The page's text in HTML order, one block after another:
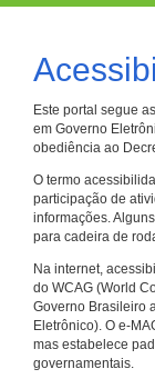
Este portal segue
em Governo
obediência ao
O termo
participação de
informações.
para cadeira de
Na internet,
do WCAG (World
Governo Brasileiro
Eletrônico). O e-
mas estabelece
governamentais.